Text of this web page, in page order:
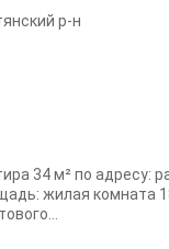
р-н
34 м² по адресу:
жилая комната